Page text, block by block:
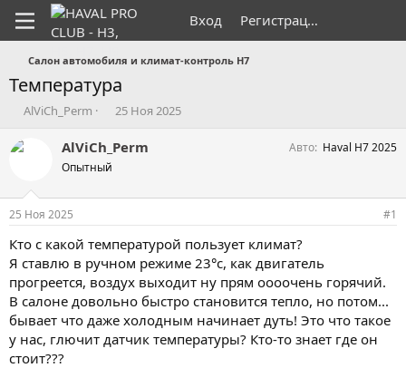
Вход Регистрация
Салон автомобиля и климат-контроль H7
Температура
А
т
т
е
м
ы
AlViCh_Perm
Д
т
а
л
25 Ноя 2025
AlViCh_Perm
Опытный
Авто Haval H7 2025
25 Ноя 2025 #1
Кто с какой температурой пользует климат?
Я ставлю в ручном режиме 23°с, как двигатель
прогреется, воздух выходит ну прям оооочень горячий.
В салоне довольно быстро становится тепло, но потом...
бывает что даже холодным начинает дуть! Это что такое
у нас, глючит датчик температуры? Кто-то знает где он
стоит???